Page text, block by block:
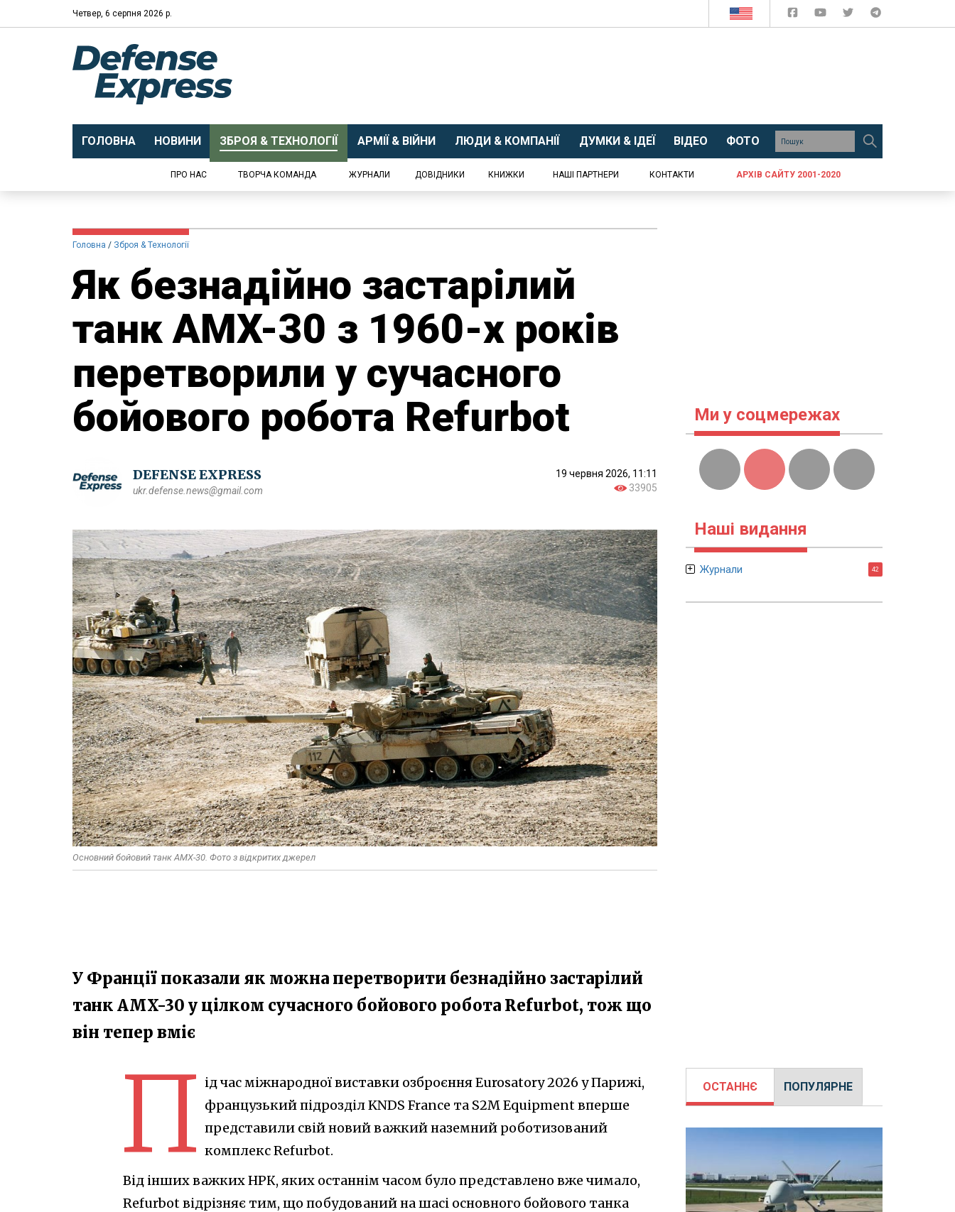
Четвер, 6 серпня 2026 р.
ГОЛОВНА НОВИНИ ЗБРОЯ & ТЕХНОЛОГІЇ АРМІЇ & ВІЙНИ ЛЮДИ & КОМПАНІЇ ДУМКИ & ІДЕЇ ВІДЕО ФОТО
ПРО НАС ТВОРЧА КОМАНДА ЖУРНАЛИ ДОВІДНИКИ КНИЖКИ НАШІ ПАРТНЕРИ КОНТАКТИ АРХІВ САЙТУ 2001-2020
Головна Зброя & Технології
Як безнадійно застарілий
танк AMX-30 з 1960-х років
перетворили у сучасного
бойового робота Refurbot
DEFENSE EXPRESS
ukr.defense.news@gmail.com
19 червня 2026, 11:11
33905
Основний бойовий танк AMX-30. Фото з відкритих джерел
У Франції показали як можна перетворити безнадійно застарілий
танк AMX-30 у цілком сучасного бойового робота Refurbot, тож що
він тепер вміє
П ід час міжнародної виставки озброєння Eurosatory 2026 у Парижі,
французький підрозділ KNDS France та S2M Equipment вперше
представили свій новий важкий наземний роботизований
комплекс Refurbot.
Від інших важких НРК, яких останнім часом було представлено вже чимало,
Refurbot відрізняє тим, що побудований на шасі основного бойового танка
Ми у соцмережах
Наші видання
Журнали 42
ОСТАННЄ ПОПУЛЯРНЕ